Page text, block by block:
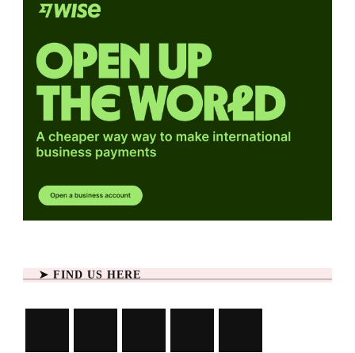
➤ FIND US HERE